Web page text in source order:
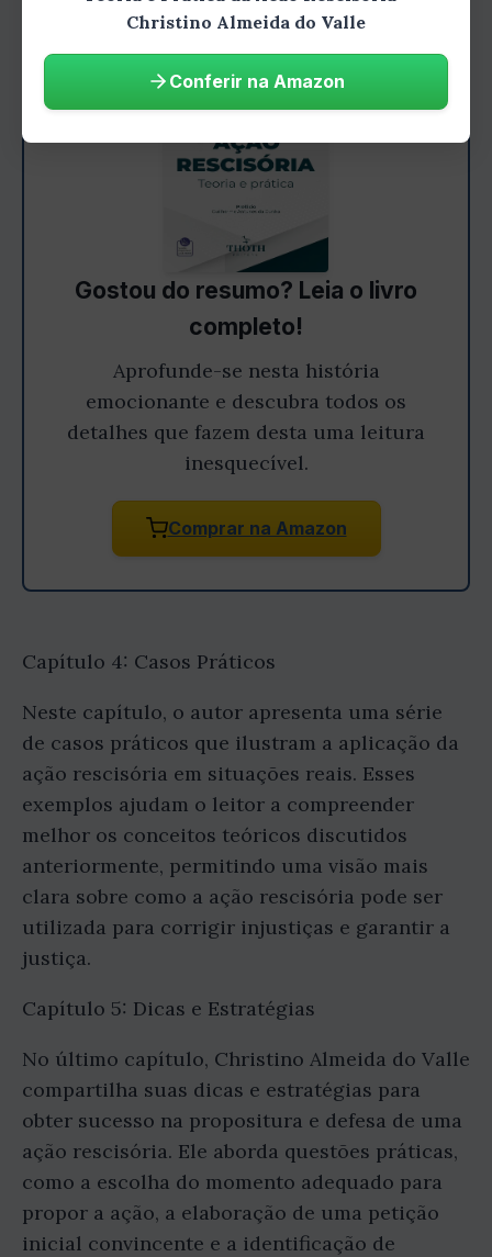
Gostou do resumo? Leia o livro
completo!
Aprofunde-se nesta história
emocionante e descubra todos os
detalhes que fazem desta uma leitura
inesquecível.
Comprar na Amazon
Capítulo 4: Casos Práticos
Neste capítulo, o autor apresenta uma série
de casos práticos que ilustram a aplicação da
ação rescisória em situações reais. Esses
exemplos ajudam o leitor a compreender
melhor os conceitos teóricos discutidos
anteriormente, permitindo uma visão mais
clara sobre como a ação rescisória pode ser
utilizada para corrigir injustiças e garantir a
justiça.
Capítulo 5: Dicas e Estratégias
No último capítulo, Christino Almeida do Valle
compartilha suas dicas e estratégias para
obter sucesso na propositura e defesa de uma
ação rescisória. Ele aborda questões práticas,
como a escolha do momento adequado para
propor a ação, a elaboração de uma petição
inicial convincente e a identificação de
Christino Almeida do Valle
Conferir na Amazon